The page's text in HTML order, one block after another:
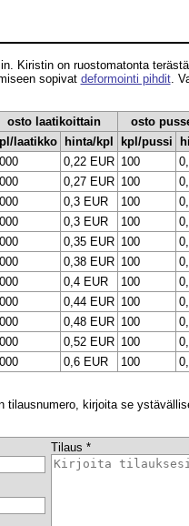
Kiristin on ruostomatonta
sopivat deformointi pihdit.
osto laatikoittain
osto
laatikko
hinta/kpl kpl/pussi
0,22 EUR 100
0,27 EUR 100
0,3 EUR 100
0,3 EUR 100
0,35 EUR 100
0,38 EUR 100
0,4 EUR 100
0,44 EUR 100
0,48 EUR 100
0,52 EUR 100
0,6 EUR 100
tilausnumero, kirjoita se
Tilaus *